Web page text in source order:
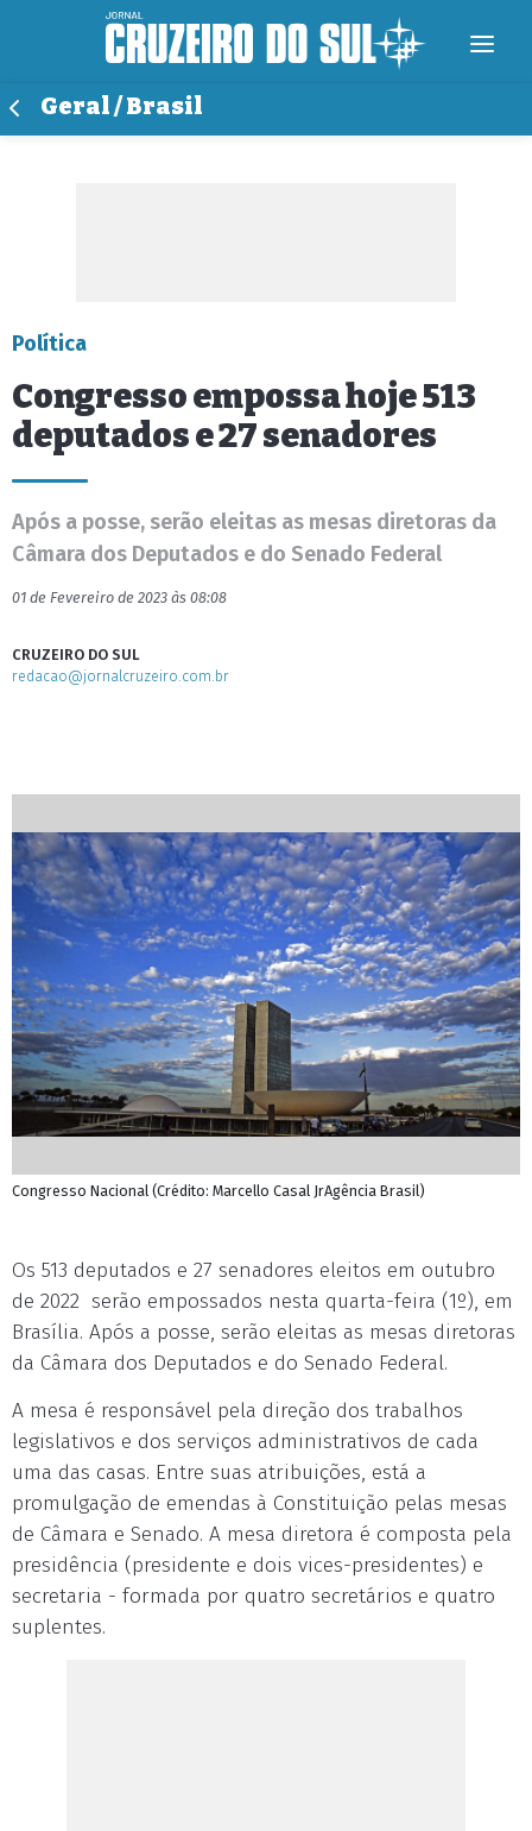
Geral / Brasil
Política
Congresso empossa hoje 513
deputados e 27 senadores
Após a posse, serão eleitas as mesas diretoras da
Câmara dos Deputados e do Senado Federal
01 de Fevereiro de 2023 às 08:08
CRUZEIRO DO SUL
redacao@jornalcruzeiro.com.br
Congresso Nacional (Crédito: Marcello Casal JrAgência Brasil)
Os 513 deputados e 27 senadores eleitos em outubro
de 2022 serão empossados nesta quarta-feira (1º), em
Brasília. Após a posse, serão eleitas as mesas diretoras
da Câmara dos Deputados e do Senado Federal.
A mesa é responsável pela direção dos trabalhos
legislativos e dos serviços administrativos de cada
uma das casas. Entre suas atribuições, está a
promulgação de emendas à Constituição pelas mesas
de Câmara e Senado. A mesa diretora é composta pela
presidência (presidente e dois vices-presidentes) e
secretaria - formada por quatro secretários e quatro
suplentes.